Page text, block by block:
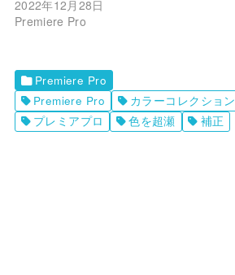
2022年12月28日
Premiere Pro
Premiere Pro
Premiere Pro
カラーコレクション
プレミアプロ
色を超瀬 補正